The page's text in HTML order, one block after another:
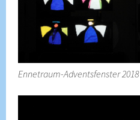
Ennetraum-Adventsfenster 2018